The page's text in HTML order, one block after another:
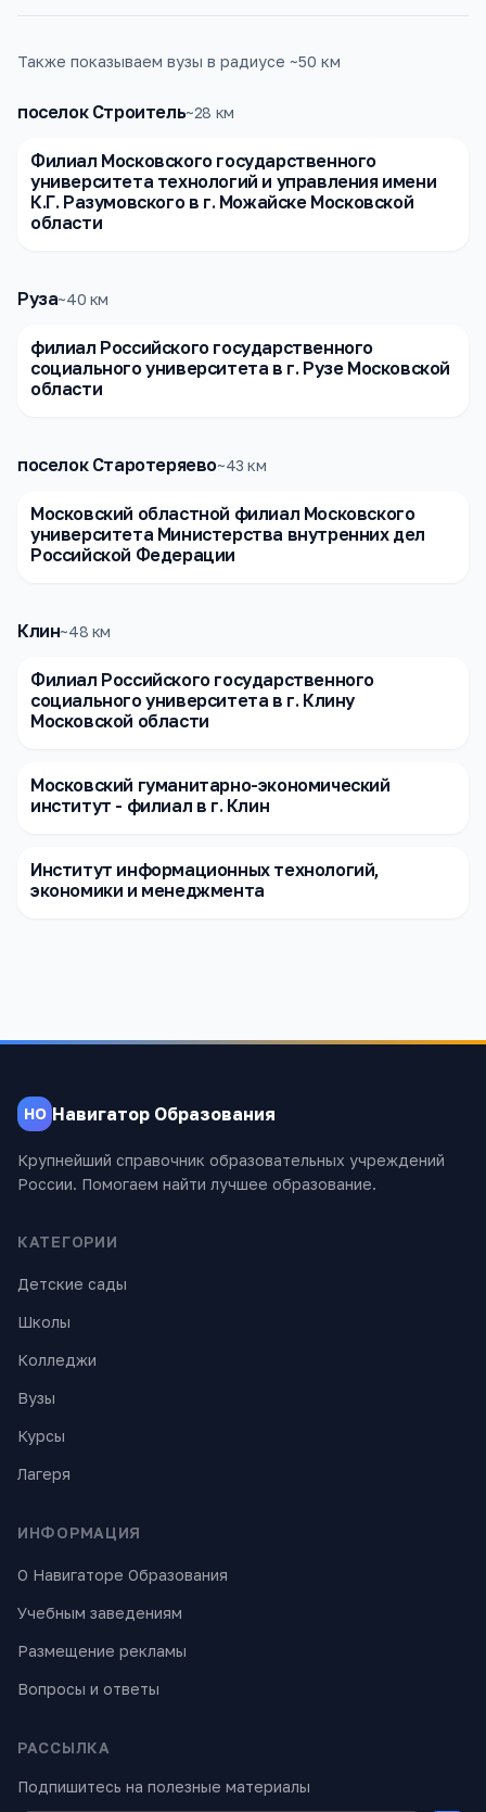
Также показываем вузы в радиусе ~50 км
поселок Строитель~28 км
Филиал Московского государственного
университета технологий и управления имени
К.Г. Разумовского в г. Можайске Московской
области
Руза~40 км
филиал Российского государственного
социального университета в г. Рузе Московской
области
поселок Старотеряево~43 км
Московский областной филиал Московского
университета Министерства внутренних дел
Российской Федерации
Клин~48 км
Филиал Российского государственного
социального университета в г. Клину
Московской области
Московский гуманитарно-экономический
институт - филиал в г. Клин
Институт информационных технологий,
экономики и менеджмента
НО Навигатор Образования
Крупнейший справочник образовательных учреждений
России. Помогаем найти лучшее образование.
КАТЕГОРИИ
Детские сады
Школы
Колледжи
Вузы
Курсы
Лагеря
ИНФОРМАЦИЯ
О Навигаторе Образования
Учебным заведениям
Размещение рекламы
Вопросы и ответы
РАССЫЛКА
Подпишитесь на полезные материалы